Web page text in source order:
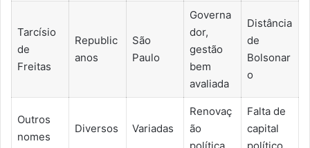
Tarcísio
de
Freitas
Republic
anos
São
Paulo
Governa
dor,
gestão
bem
avaliada
Distância
de
Bolsonar
o
Outros
nomes
Diversos Variadas
Renovaç
ão
Falta de
capital